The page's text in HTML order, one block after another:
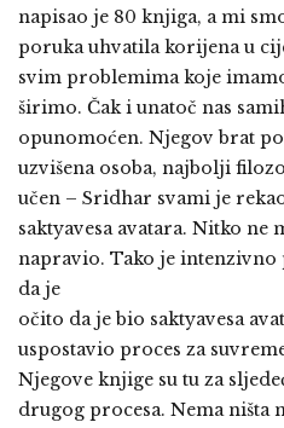
napisao je 80 knjiga, a mi
poruka uhvatila korijena u
svim problemima koje
širimo. Čak i unatoč nas
opunomoćen. Njegov brat
uzvišena osoba, najbolji
učen – Sridhar svami je
saktyavesa avatara. Nitko ne
napravio. Tako je intenzivno
da je
očito da je bio saktyavesa
uspostavio proces za
Njegove knjige su tu za
drugog procesa. Nema ništa